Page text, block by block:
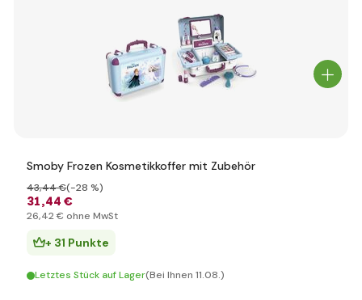
Smoby Frozen Kosmetikkoffer mit Zubehör
31,44 €
43,44 €(-28 %)
26,42 € ohne MwSt
+ 31 Punkte
Letztes Stück auf Lager(Bei Ihnen 11.08.)